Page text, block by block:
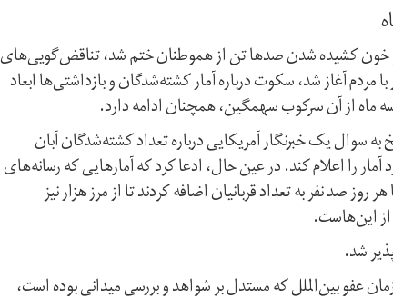
و خون کشیده شدن صدها تن از هموطنان ختم شد، تناقض‌گویی‌های
آغاز شد، سکوت درباره آمار کشته‌شدگان و بازداشتی‌ها ابعاد
ماه از آن سرکوب سهمگین، همچنان ادامه دارد.
سوال یک خبرنگار آمریکایی درباره تعداد کشته‌شدگان آبان
را اعلام کند. در عین حال، ادعا کرد که آمارهایی که رسانه‌های
صد نفر به تعداد قربانیان اضافه کردند تا از مرز هزار نیز
این‌هاست.
شد.
عفو بین‌الملل که مستدل بر شواهد و بررسی میدانی بوده است،